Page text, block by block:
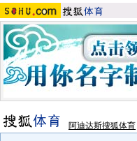
阿迪达斯搜狐体育